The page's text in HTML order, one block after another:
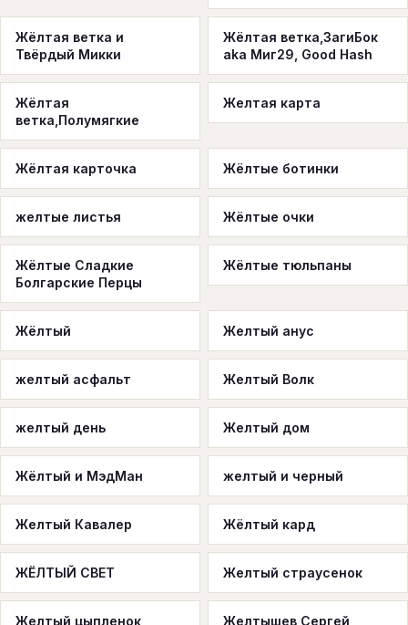
Жёлтая ветка и
Твёрдый Микки
Жёлтая ветка,ЗагиБок
aka Миг29, Good Hash
Жёлтая
ветка,Полумягкие
Желтая карта
Жёлтая карточка Жёлтые ботинки
желтые листья Жёлтые очки
Жёлтые Сладкие
Болгарские Перцы
Жёлтые тюльпаны
Жёлтый Желтый анус
желтый асфальт Желтый Волк
желтый день Желтый дом
Жёлтый и МэдМан желтый и черный
Желтый Кавалер Жёлтый кард
ЖЁЛТЫЙ СВЕТ Желтый страусенок
Желтый цыпленок Желтышев Сергей